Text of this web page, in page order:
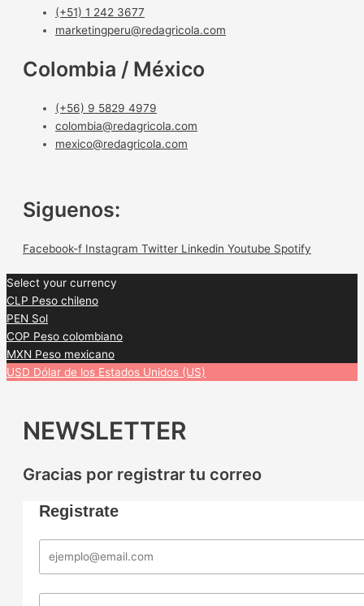
(+51) 1 242 3677
marketingperu@redagricola.com
Colombia / México
(+56) 9 5829 4979
colombia@redagricola.com
mexico@redagricola.com
Siguenos:
Facebook-f Instagram Twitter Linkedin Youtube Spotify
Select your currency
CLP Peso chileno
PEN Sol
COP Peso colombiano
MXN Peso mexicano
USD Dólar de los Estados Unidos (US)
NEWSLETTER
Gracias por registrar tu correo
Registrate